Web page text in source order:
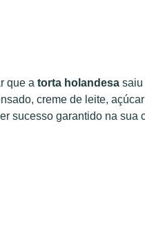
que a torta holandesa saiu
creme de leite,
sucesso garantido na sua